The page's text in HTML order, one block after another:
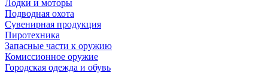
Лодки и моторы
Подводная охота
Сувенирная продукция
Пиротехника
Запасные части к оружию
Комиссионное оружие
Городская одежда и обувь